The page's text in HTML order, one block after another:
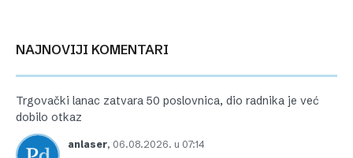
NAJNOVIJI KOMENTARI
Trgovački lanac zatvara 50 poslovnica, dio radnika je već
dobilo otkaz
anlaser, 06.08.2026. u 07:14